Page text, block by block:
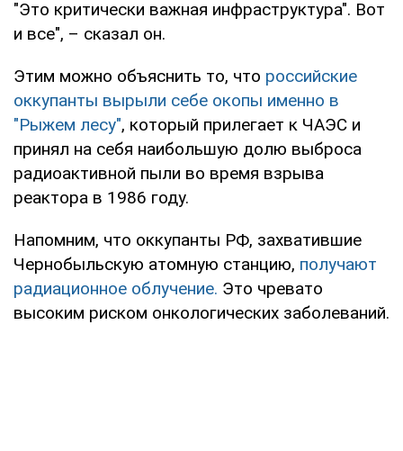
"Это критически важная инфраструктура". Вот
и все", – сказал он.
Этим можно объяснить то, что российские
оккупанты вырыли себе окопы именно в
"Рыжем лесу", который прилегает к ЧАЭС и
принял на себя наибольшую долю выброса
радиоактивной пыли во время взрыва
реактора в 1986 году.
Напомним, что оккупанты РФ, захватившие
Чернобыльскую атомную станцию, получают
радиационное облучение. Это чревато
высоким риском онкологических заболеваний.